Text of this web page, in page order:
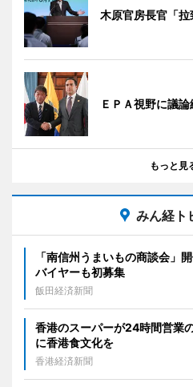
木原官房長官「拉
ＥＰＡ視野に議論
もっと見
みん経ト
「南信州うまいもの商談会」
バイヤーも初募集
飯田経済新聞
香港のスーパーが24時間営業
に香港食文化を
香港経済新聞